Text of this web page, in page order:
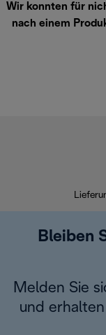
Wir konnten für
nach einem
Bleiben
Melden Sie
und